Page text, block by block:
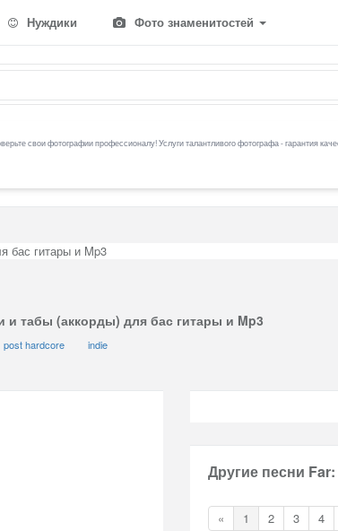
Нуждики Фото знаменитостей
свои фотографии профессионалу! Услуги талантливого фотографа - гарантия
бас гитары и Mp3
и табы (аккорды) для бас гитары и Mp3
post hardcore indie
Другие песни Far:
« 1 2 3 4